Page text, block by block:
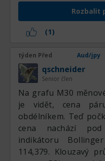
Rozbalit
(1)
týden Před Aud/jpy
qschneider
Senior člen
Na grafu M30
je vidět, cena
obdélníkem. Teď
cena nachází
indikátoru
114,379. Klouzavý